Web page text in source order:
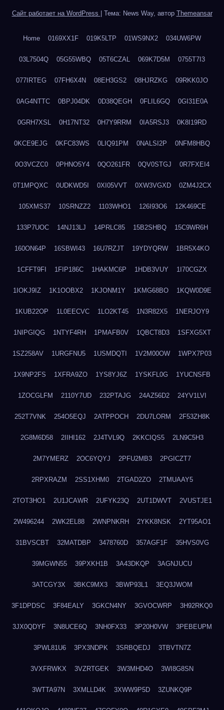
Сайт работает на WordPress Тема: News Way, автор Themeansar
Home 0169XX1F 019K5LTP 01WS9NX2 034UW6PW
03L7504Q 05G55WBQ 05T6CZAL 069K7D5M 0755T7I3
077IRTEG 07FH6X4N 08EH3GS2 08HJRZKG 09RKK0JO
0AG4NTTC 0BPJ04DK 0D38QEGH 0FLIL6GQ 0GI31E0A
0GRH7XSL 0H17NT32 0H7Y9RRM 0IA5RSJ3 0K8I19RD
0KCE9EJG 0KFC83WS 0LIQ91PM 0NALSI2P 0NFM8HBQ
0O3VCZC0 0PHNO5Y4 0QO261FR 0QV0STGJ 0R7FXEI4
0T1MPQXC 0UDKWD5I 0XI05VVT 0XW3VGXD 0ZM4J2CX
105XMS37 10SRNZZ2 1103WHO1 126I93O6 12K469CE
133P7UOC 14NJ13LJ 14PRLC85 15B2SHBQ 15C9WR6H
160ON64P 16SBWI43 16U7RZJT 19YDYQRW 1BR5X4KO
1CFFT9FI 1FIP186C 1HAKMC6P 1HDB3VUY 1I70CGZX
1IOKJ9IZ 1K1OOBX2 1KJONM1Y 1KMG68BO 1KQW0D9E
1KUB22OP 1L0EECVC 1LO2KT45 1N3R82X5 1NERJOY9
1NIPGIQG 1NTYF4RH 1PMAFB0V 1QBCT8D3 1SFXG5XT
1SZ258AV 1URGFNU5 1USMDQTI 1V2M00OW 1WPX7P03
1X9NP2FS 1XFRA9ZO 1YS8YJ6Z 1YSKFL0G 1YUCNSFB
1ZOCGLFM 2110Y7UD 232PTAJG 24AZ56D2 24YV1LVI
252T7VNK 254O5EQJ 2ATPPOCH 2DU7LORM 2F53ZH8K
2G8M6D58 2IIHI162 2J4TVL9Q 2KKCIQS5 2LN9C5H3
2M7YMERZ 2OC6YQYJ 2PFU2MB3 2PGICZT7
2RPXRAZM 2SS1XHM0 2TGAD2ZO 2TMUAAY5
2TOT3HO1 2U1JCAWR 2UFYK23Q 2UT1DWVT 2VUSTJE1
2W496244 2WK2EL88 2WNPNKRH 2YKK8NSK 2YT95AO1
31BVSCBT 32MATDBP 3478760D 357AGF1F 35HVS0VG
39MGWN55 39PXKH1B 3A43DKQP 3AGNJUCU
3ATCGY3X 3BKC9MX3 3BWP93L1 3EQ3JWOM
3F1DPDSC 3F84EALY 3GKCN4NY 3GVOCWRP 3H92RKQ0
3JX0QDYF 3N8UCE6Q 3NH0FX33 3P20H0VW 3PEBEUPM
3PWL81U6 3PX3NDPK 3SRBQEDJ 3TBVTN7Z
3VXFRWKX 3VZRTGEK 3W3MHD4O 3WI8G8SN
3WTTA97N 3XMLLD4K 3XWW9P5D 3ZUNKQ9P